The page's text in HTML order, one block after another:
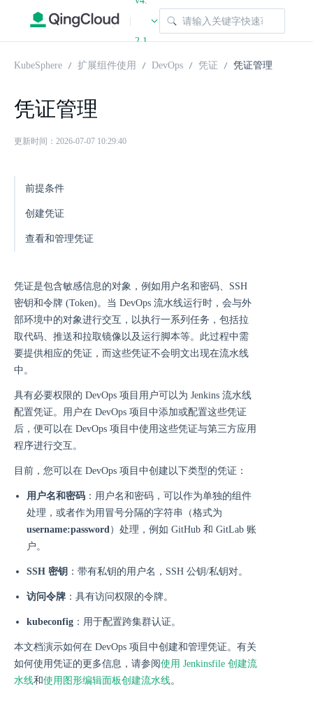
|
2.1
KubeSphere 扩展组件使用 DevOps 凭证 凭证管理
凭证管理
更新时间：2026-07-07 10:29:40
前提条件
创建凭证
查看和管理凭证
凭证是包含敏感信息的对象，例如用户名和密码、SSH
密钥和令牌 (Token)。当 DevOps 流水线运行时，会与外
部环境中的对象进行交互，以执行一系列任务，包括拉
取代码、推送和拉取镜像以及运行脚本等。此过程中需
要提供相应的凭证，而这些凭证不会明文出现在流水线
中。
具有必要权限的 DevOps 项目用户可以为 Jenkins 流水线
配置凭证。用户在 DevOps 项目中添加或配置这些凭证
后，便可以在 DevOps 项目中使用这些凭证与第三方应用
程序进行交互。
目前，您可以在 DevOps 项目中创建以下类型的凭证：
用户名和密码 ：用户名和密码，可以作为单独的组件
处理，或者作为用冒号分隔的字符串（格式为
username:password）处理，例如 GitHub 和 GitLab 账
户。
SSH 密钥 ：带有私钥的用户名，SSH 公钥/私钥对。
访问令牌 ：具有访问权限的令牌。
kubeconfig ：用于配置跨集群认证。
本文档演示如何在 DevOps 项目中创建和管理凭证。有关
如何使用凭证的更多信息，请参阅使用 Jenkinsfile 创建流
水线和使用图形编辑面板创建流水线。